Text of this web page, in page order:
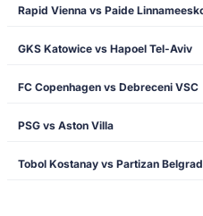
GKS Katowice vs Hapoel Tel-Aviv
FC Copenhagen vs Debreceni VSC
PSG vs Aston Villa
Tobol Kostanay vs Partizan